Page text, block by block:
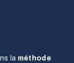
la méthode